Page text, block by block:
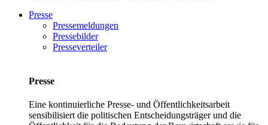
Presse
Pressemeldungen
Pressebilder
Presseverteiler
Presse
Eine kontinuierliche Presse- und Öffentlichkeitsarbeit
sensibilisiert die politischen Entscheidungsträger und die